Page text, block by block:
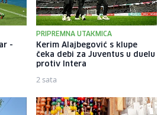
-
PRIPREMNA UTAKMICA
Kerim Alajbegović s klupe
čeka debi za Juventus u duelu
protiv Intera
2 sata